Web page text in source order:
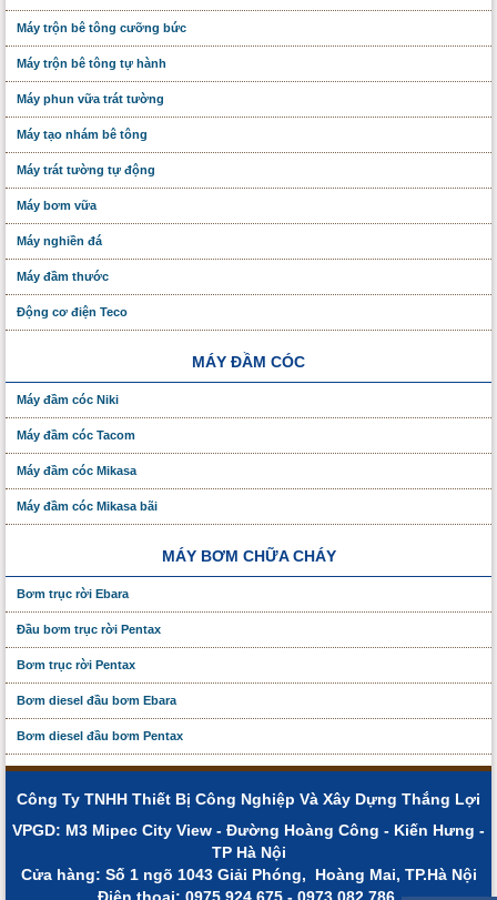
Máy trộn bê tông cưỡng bức
Máy trộn bê tông tự hành
Máy phun vữa trát tường
Máy tạo nhám bê tông
Máy trát tường tự động
Máy bơm vữa
Máy nghiền đá
Máy đầm thước
Động cơ điện Teco
MÁY ĐẦM CÓC
Máy đầm cóc Niki
Máy đầm cóc Tacom
Máy đầm cóc Mikasa
Máy đầm cóc Mikasa bãi
MÁY BƠM CHỮA CHÁY
Bơm trục rời Ebara
Đầu bơm trục rời Pentax
Bơm trục rời Pentax
Bơm diesel đầu bơm Ebara
Bơm diesel đầu bơm Pentax
Công Ty TNHH Thiết Bị Công Nghiệp Và Xây Dựng Thắng Lợi
VPGD: M3 Mipec City View - Đường Hoàng Công - Kiến Hưng -
TP Hà Nội
Cửa hàng: Số 1 ngõ 1043 Giải Phóng, Hoàng Mai, TP.Hà Nội